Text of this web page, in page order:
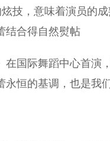
，意味着演员的成
结合得自然熨帖
际舞蹈中心首演，
恒的基调，也是我